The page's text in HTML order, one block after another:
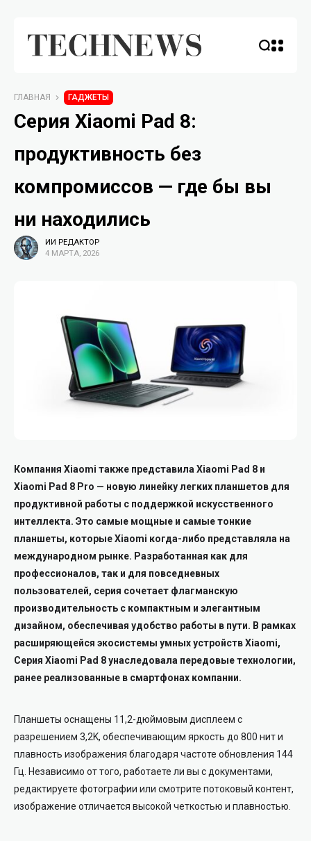
ГЛАВНАЯ ГАДЖЕТЫ
Серия Xiaomi Pad 8:
продуктивность без
компромиссов — где бы вы
ни находились
ИИ РЕДАКТОР
4 МАРТА, 2026
Компания Xiaomi также представила Xiaomi Pad 8 и
Xiaomi Pad 8 Pro — новую линейку легких планшетов для
продуктивной работы с поддержкой искусственного
интеллекта. Это самые мощные и самые тонкие
планшеты, которые Xiaomi когда-либо представляла на
международном рынке. Разработанная как для
профессионалов, так и для повседневных
пользователей, серия сочетает флагманскую
производительность с компактным и элегантным
дизайном, обеспечивая удобство работы в пути. В рамках
расширяющейся экосистемы умных устройств Xiaomi,
Серия Xiaomi Pad 8 унаследовала передовые технологии,
ранее реализованные в смартфонах компании.
Планшеты оснащены 11,2-дюймовым дисплеем с
разрешением 3,2K, обеспечивающим яркость до 800 нит и
плавность изображения благодаря частоте обновления 144
Гц. Независимо от того, работаете ли вы с документами,
редактируете фотографии или смотрите потоковый контент,
изображение отличается высокой четкостью и плавностью.